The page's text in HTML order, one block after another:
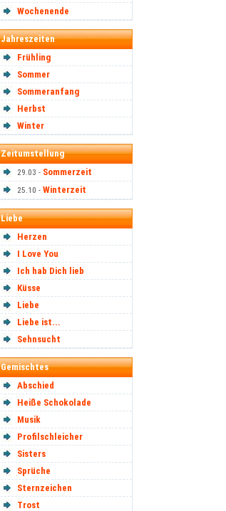
Wochenende
Jahreszeiten
Frühling
Sommer
Sommeranfang
Herbst
Winter
Zeitumstellung
29.03 - Sommerzeit
25.10 - Winterzeit
Liebe
Herzen
I Love You
Ich hab Dich lieb
Küsse
Liebe
Liebe ist...
Sehnsucht
Gemischtes
Abschied
Heiße Schokolade
Musik
Profilschleicher
Sisters
Sprüche
Sternzeichen
Trost